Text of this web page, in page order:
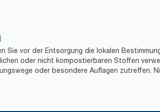
Sie vor der Entsorgung die lokalen
oder nicht kompostierbaren Stoffen
oder besondere Auflagen zutreffen.